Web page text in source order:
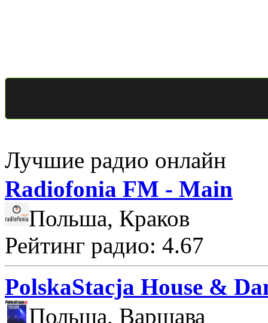
Лучшие радио онлайн
Radiofonia FM - Main
Польша, Краков
Рейтинг радио: 4.67
PolskaStacja House &
Польша, Варшава